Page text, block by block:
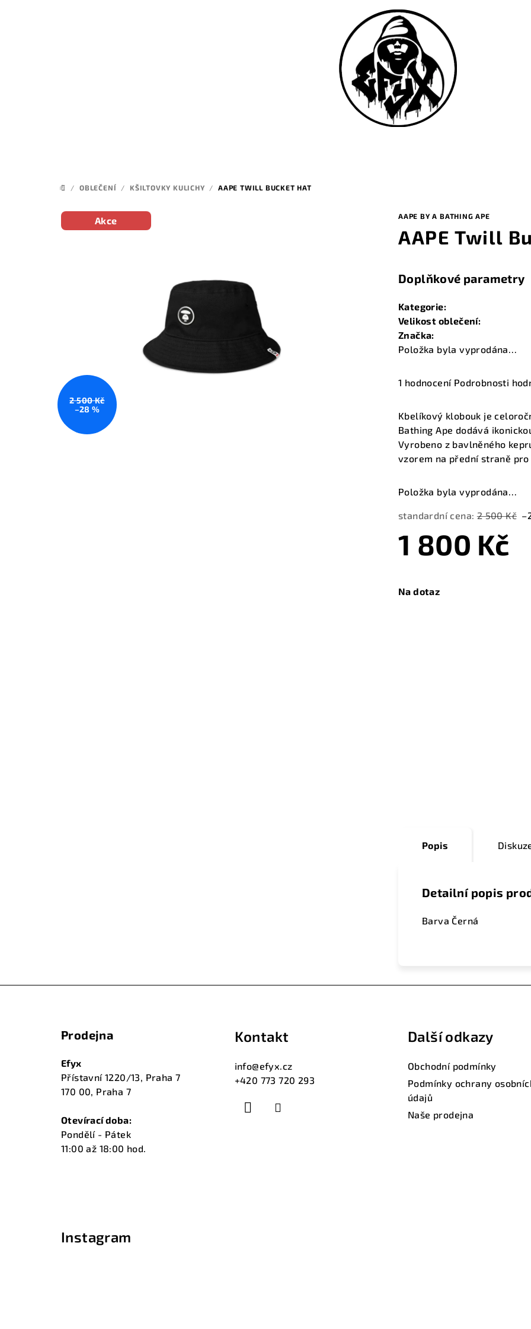
DOMŮ
/ OBLEČENÍ / KŠILTOVKY KULICHY / AAPE TWILL BUCKET HAT
AAPE BY A BATHING APE
AAPE Twill
Doplňkové parametry
Kategorie:
Velikost oblečení:
Značka:
Položka byla vyprodána…
Průměrné
produktu
je
1,0
1 hodnocení Podrobnosti
Kbelíkový klobouk je
Bathing Ape dodává
Vyrobeno z bavlněného
vzorem na přední straně
Položka byla vyprodána…
standardní cena: 2 500 Kč
1 800 Kč
cena:
Na dotaz
Akce
2 500 Kč
–28 %
Popis
Detailní popis
Barva Černá
Prodejna
Efyx
Přístavní 1220/13, Praha 7
170 00, Praha 7
Otevírací doba:
Pondělí - Pátek
11:00 až 18:00 hod.
Kontakt
info@efyx.cz
+420 773 720 293
Další odkazy
Obchodní podmínky
Podmínky ochrany
údajů
Naše prodejna
Instagram